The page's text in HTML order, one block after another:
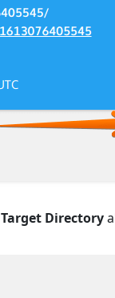
Target Directory